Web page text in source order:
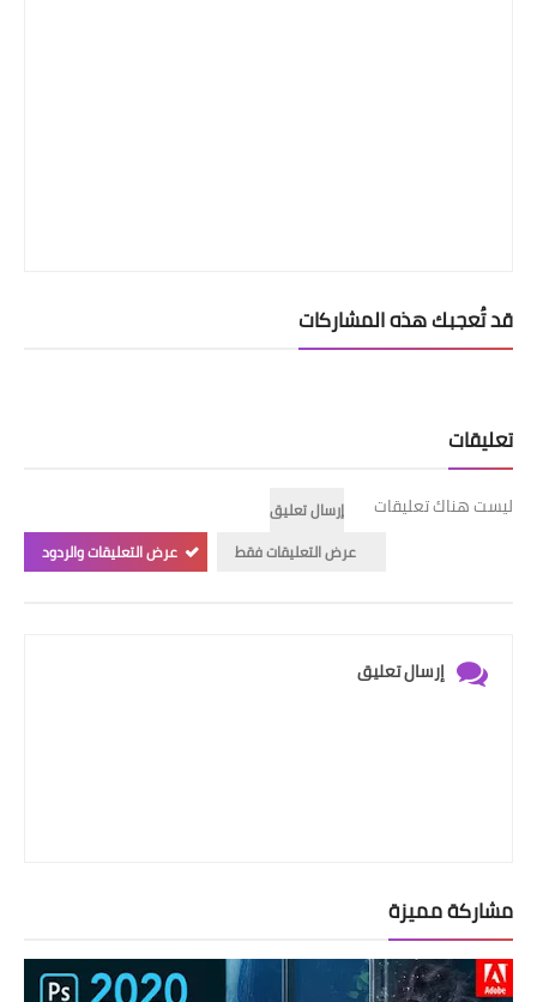
قد تُعجبك هذه المشاركات
تعليقات
ليست هناك تعليقات
إرسال تعليق
عرض التعليقات فقط
عرض التعليقات والردود
إرسال تعليق
مشاركة مميزة